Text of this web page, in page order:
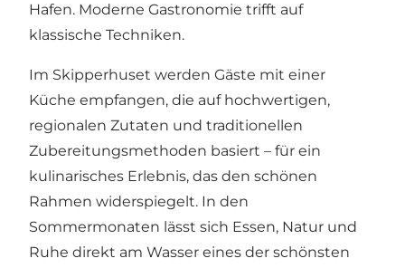
Hafen. Moderne Gastronomie trifft auf
klassische Techniken.
Im Skipperhuset werden Gäste mit einer
Küche empfangen, die auf hochwertigen,
regionalen Zutaten und traditionellen
Zubereitungsmethoden basiert – für ein
kulinarisches Erlebnis, das den schönen
Rahmen widerspiegelt. In den
Sommermonaten lässt sich Essen, Natur und
Ruhe direkt am Wasser eines der schönsten